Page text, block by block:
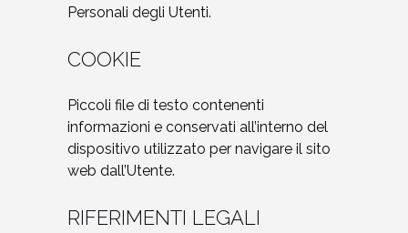
Personali degli Utenti.
COOKIE
Piccoli file di testo contenenti
informazioni e conservati all’interno del
dispositivo utilizzato per navigare il sito
web dall’Utente.
RIFERIMENTI LEGALI